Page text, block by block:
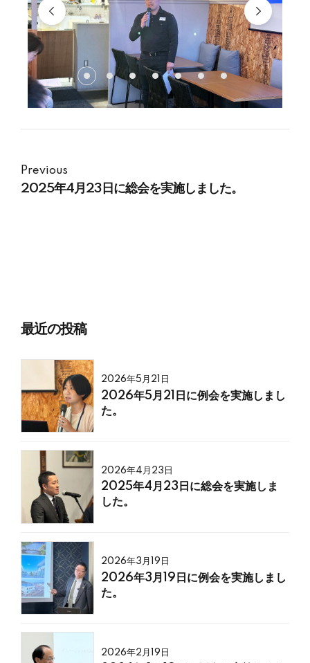
Previous
2025年4月23日に総会を実施しました。
最近の投稿
2026年5月21日
2026年5月21日に例会を実施しまし
た。
2026年4月23日
2025年4月23日に総会を実施しま
した。
2026年3月19日
2026年3月19日に例会を実施しまし
た。
2026年2月19日